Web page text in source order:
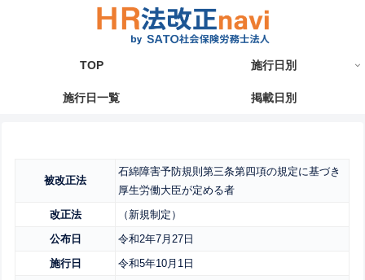
TOP 施行日別
施行日一覧 掲載日別
被改正法
石綿障害予防規則第三条第四項の規定に基づき
厚生労働大臣が定める者
改正法
（新規制定）
公布日
令和2年7月27日
施行日
令和5年10月1日